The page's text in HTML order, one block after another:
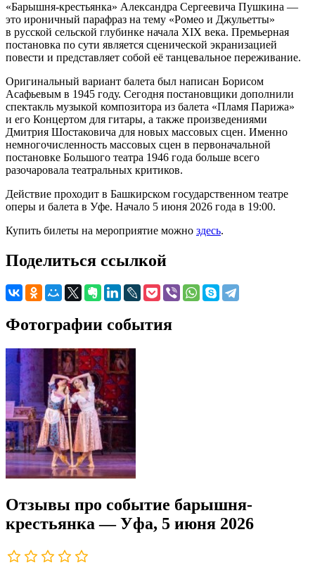
«Барышня-крестьянка» Александра Сергеевича Пушкина —
это ироничный парафраз на тему «Ромео и Джульетты»
в русской сельской глубинке начала XIX века. Премьерная
постановка по сути является сценической экранизацией
повести и представляет собой её танцевальное переживание.
Оригинальный вариант балета был написан Борисом
Асафьевым в 1945 году. Сегодня постановщики дополнили
спектакль музыкой композитора из балета «Пламя Парижа»
и его Концертом для гитары, а также произведениями
Дмитрия Шостаковича для новых массовых сцен. Именно
немногочисленность массовых сцен в первоначальной
постановке Большого театра 1946 года больше всего
разочаровала театральных критиков.
Действие проходит в Башкирском государственном театре
оперы и балета в Уфе. Начало 5 июня 2026 года в 19:00.
Купить билеты на мероприятие можно здесь.
Поделиться ссылкой
Фотографии события
Отзывы про событие барышня-
крестьянка — Уфа, 5 июня 2026